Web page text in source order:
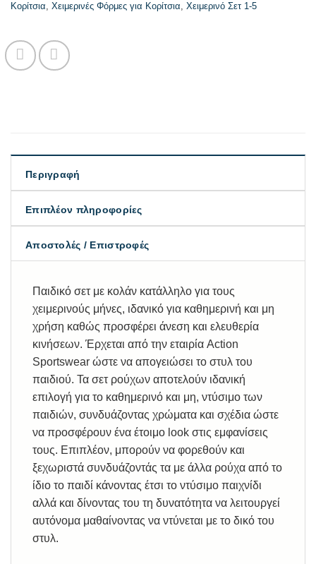
Κορίτσια Χειμερινές Φόρμες για Κορίτσια Χειμερινό Σετ 1-5
Περιγραφή
Επιπλέον πληροφορίες
Αποστολές / Επιστροφές
Παιδικό σετ με κολάν κατάλληλο για τους
χειμερινούς μήνες, ιδανικό για καθημερινή και μη
χρήση καθώς προσφέρει άνεση και ελευθερία
κινήσεων. Έρχεται από την εταιρία Action
Sportswear ώστε να απογειώσει το στυλ του
παιδιού. Τα σετ ρούχων αποτελούν ιδανική
επιλογή για το καθημερινό και μη, ντύσιμο των
παιδιών, συνδυάζοντας χρώματα και σχέδια ώστε
να προσφέρουν ένα έτοιμο look στις εμφανίσεις
τους. Επιπλέον, μπορούν να φορεθούν και
ξεχωριστά συνδυάζοντάς τα με άλλα ρούχα από το
ίδιο το παιδί κάνοντας έτσι το ντύσιμο παιχνίδι
αλλά και δίνοντας του τη δυνατότητα να λειτουργεί
αυτόνομα μαθαίνοντας να ντύνεται με το δικό του
στυλ.